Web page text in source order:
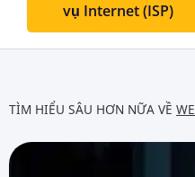
vụ Internet (ISP)
TÌM HIỂU SÂU HƠN NỮA VỀ